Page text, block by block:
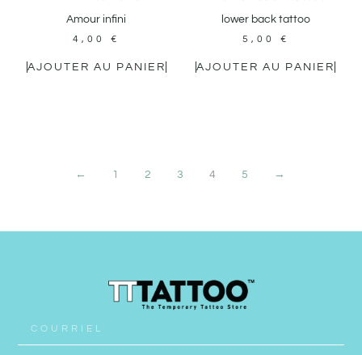
Amour infini
4,00€
AJOUTER AU PANIER
lower back tattoo
5,00 €
AJOUTER AU PANIER
← 1 2 3 4 5 →